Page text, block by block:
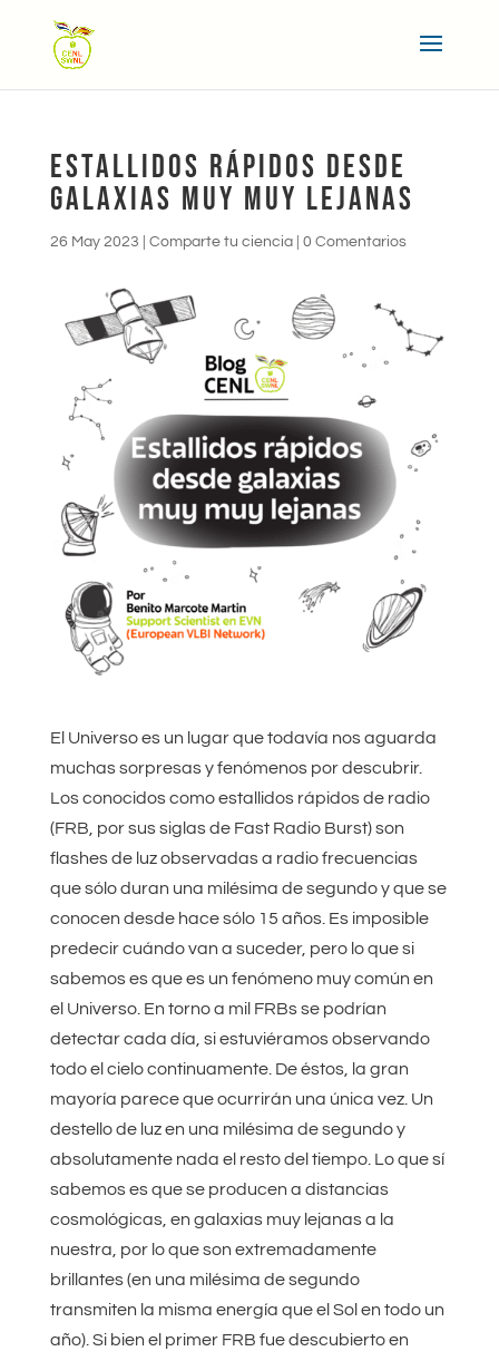
ESTALLIDOS RÁPIDOS DESDE
GALAXIAS MUY MUY LEJANAS
26 May 2023 Comparte tu ciencia| 0 Comentarios
El Universo es un lugar que todavía nos aguarda
muchas sorpresas y fenómenos por descubrir.
Los conocidos como estallidos rápidos de radio
(FRB, por sus siglas de Fast Radio Burst) son
flashes de luz observadas a radio frecuencias
que sólo duran una milésima de segundo y que se
conocen desde hace sólo 15 años. Es imposible
predecir cuándo van a suceder, pero lo que si
sabemos es que es un fenómeno muy común en
el Universo. En torno a mil FRBs se podrían
detectar cada día, si estuviéramos observando
todo el cielo continuamente. De éstos, la gran
mayoría parece que ocurrirán una única vez. Un
destello de luz en una milésima de segundo y
absolutamente nada el resto del tiempo. Lo que sí
sabemos es que se producen a distancias
cosmológicas, en galaxias muy lejanas a la
nuestra, por lo que son extremadamente
brillantes (en una milésima de segundo
transmiten la misma energía que el Sol en todo un
año). Si bien el primer FRB fue descubierto en